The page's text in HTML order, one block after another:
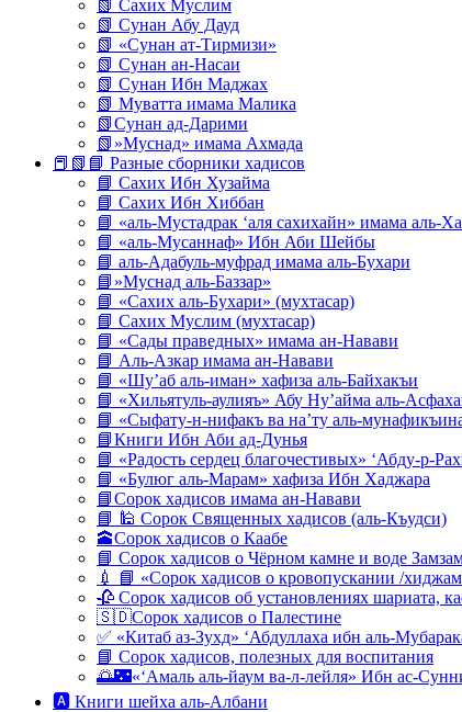
📗 Сахих Муслим
📗 Сунан Абу Дауд
📗 «Сунан ат-Тирмизи»
📗 Сунан ан-Насаи
📗 Сунан Ибн Маджах
📗 Муватта имама Малика
📗Сунан ад-Дарими
📗»Муснад» имама Ахмада
📕📗📘 Разные сборники хадисов
📘 Сахих Ибн Хузайма
📘 Сахих Ибн Хиббан
📘 «аль-Мустадрак ‘аля сахихайн» имама аль-
📘 «аль-Мусаннаф» Ибн Аби Шейбы
📘 аль-Адабуль-муфрад имама аль-Бухари
📘»Муснад аль-Баззар»
📘 «Сахих аль-Бухари» (мухтасар)
📘 Сахих Муслим (мухтасар)
📘 «Сады праведных» имама ан-Навави
📘 Аль-Азкар имама ан-Навави
📘 «Шу’аб аль-иман» хафиза аль-Байхакъи
📘 «Хильятуль-аулияъ» Абу Ну’айма аль-
📘 «Сыфату-н-нифакъ ва на’ту аль-
📘Книги Ибн Аби ад-Дунья
📘 «Радость сердец благочестивых» ‘Абду-р-
📘 «Булюг аль-Марам» хафиза Ибн Хаджара
📘Сорок хадисов имама ан-Навави
📘 🕌 Сорок Священных хадисов (аль-Къудси)
🕋Сорок хадисов о Каабе
📘 Сорок хадисов о Чёрном камне и воде
💉 📘 «Сорок хадисов о кровопускании /
🥀 Сорок хадисов об установлениях шариата,
🇸🇩Сорок хадисов о Палестине
✅ «Китаб аз-Зухд» ‘Абдуллаха ибн аль-
📘 Сорок хадисов, полезных для воспитания
🌅🌃«‘Амаль аль-йаум ва-л-лейля» Ибн ас-
🅰 Книги шейха аль-Албани